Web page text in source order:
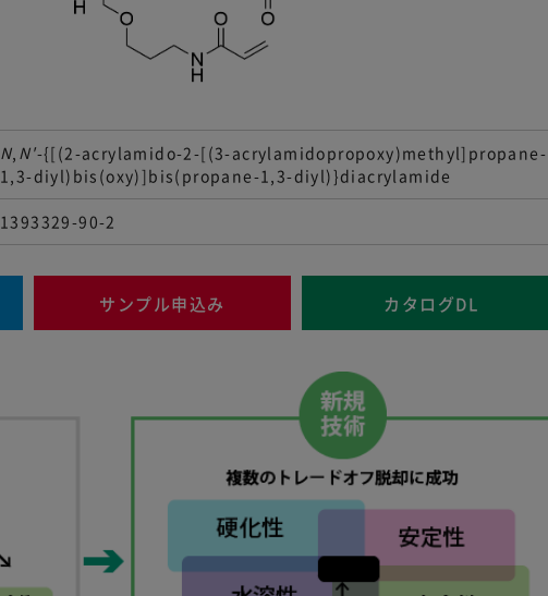
N, N'-{[(2-acrylamido-2-[(3-acrylamidopropoxy)methyl]propane-
1,3-diyl)bis(oxy)]bis(propane-1,3-diyl)}diacrylamide
1393329-90-2
サンプル申込み カタログDL